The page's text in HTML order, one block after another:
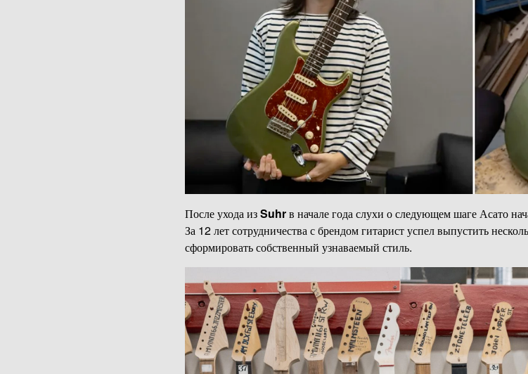
После ухода изSuhrв начале года слухи о следующем шаге Асато
За 12 лет сотрудничества с брендом гитарист успел выпустить
сформировать собственный узнаваемый стиль.